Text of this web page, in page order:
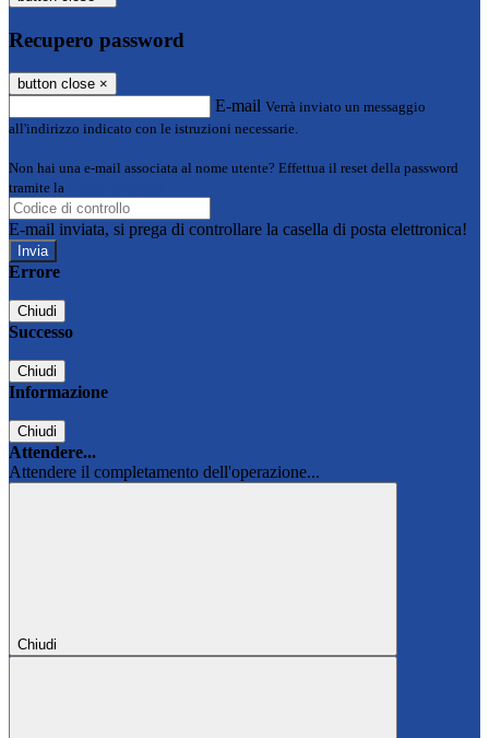
Recupero password
button close ×
E-mail Verrà inviato un messaggio
all'indirizzo indicato con le istruzioni necessarie.
Non hai una e-mail associata al nome utente? Effettua il reset della password
tramite la
E-mail inviata, si prega di controllare la casella di posta elettronica!
Errore
Chiudi
Successo
Chiudi
Informazione
Chiudi
Attendere...
Attendere il completamento dell'operazione...
Chiudi